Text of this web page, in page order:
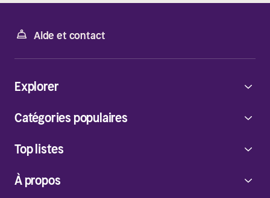
Aide et contact
À propos
Explorer
Catégories populaires
Top listes